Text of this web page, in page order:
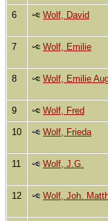
6 Wolf, David
7 Wolf, Emilie
8 Wolf, Emilie
9 Wolf, Fred
10 Wolf, Frieda
11 Wolf, J.G.
12 Wolf, Joh.